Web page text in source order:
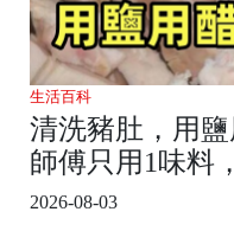
生活百科
清洗豬肚，用
師傅只用1味料
2026-08-03